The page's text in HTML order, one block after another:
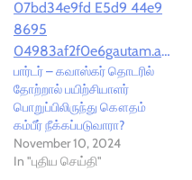
பார்டர் – கவாஸ்கர் தொடரில்
தோற்றால் பயிற்சியாளர்
பொறுப்பிலிருந்து கௌதம்
கம்பீர் நீக்கப்படுவாரா?
November 10, 2024
In "புதிய செய்தி"